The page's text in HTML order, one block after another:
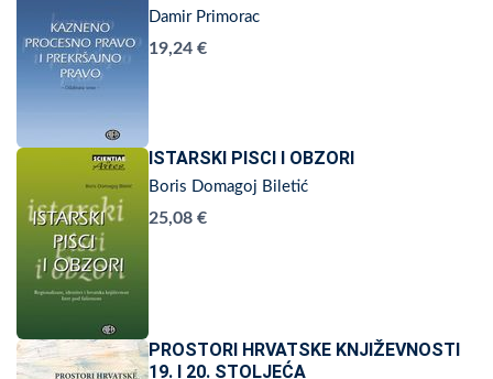
Damir Primorac
19,24 €
ISTARSKI PISCI I OBZORI
Boris Domagoj Biletić
25,08 €
PROSTORI HRVATSKE KNJIŽEVNOSTI
19. I 20. STOLJEĆA